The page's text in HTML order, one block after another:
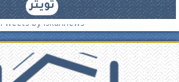
تويتر
Tweets by iskannews